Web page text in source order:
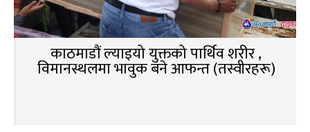
काठमाडौं ल्याइयो युक्तको पार्थिव शरीर ,
विमानस्थलमा भावुक बने आफन्त (तस्वीरहरू)